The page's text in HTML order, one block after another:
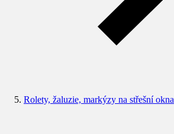
Rolety, žaluzie, markýzy na střešní okna